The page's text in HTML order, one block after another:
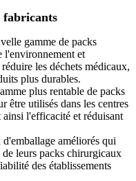
fabricants
gamme de packs
l'environnement et
les déchets médicaux,
plus durables.
plus rentable de packs
être utilisés dans les centres
l'efficacité et réduisant
améliorés qui
leurs packs chirurgicaux
des établissements